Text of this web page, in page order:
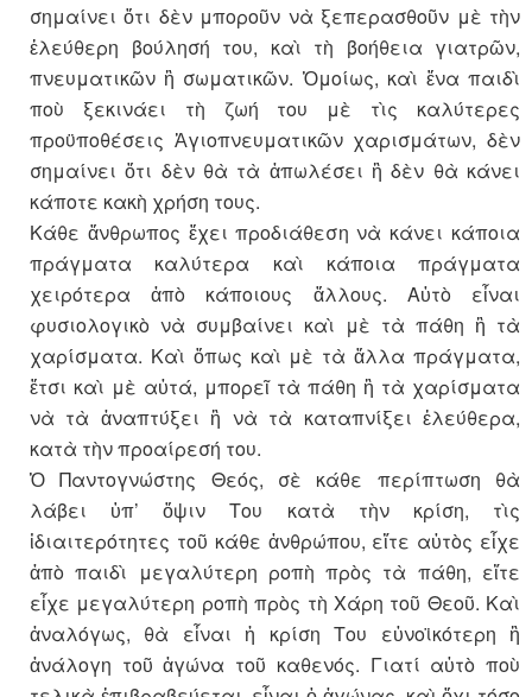
σημαίνει ὅτι δὲν μποροῦν νὰ ξεπερασθοῦν μὲ τὴν
ἐλεύθερη βούλησή του, καὶ τὴ βοήθεια γιατρῶν,
πνευματικῶν ἢ σωματικῶν. Ὁμοίως, καὶ ἕνα παιδὶ
ποὺ ξεκινάει τὴ ζωή του μὲ τὶς καλύτερες
προϋποθέσεις Ἁγιοπνευματικῶν χαρισμάτων, δὲν
σημαίνει ὅτι δὲν θὰ τὰ ἀπωλέσει ἢ δὲν θὰ κάνει
κάποτε κακὴ χρήση τους.
Κάθε ἄνθρωπος ἔχει προδιάθεση νὰ κάνει κάποια
πράγματα καλύτερα καὶ κάποια πράγματα
χειρότερα ἀπὸ κάποιους ἄλλους. Αὐτὸ εἶναι
φυσιολογικὸ νὰ συμβαίνει καὶ μὲ τὰ πάθη ἢ τὰ
χαρίσματα. Καὶ ὅπως καὶ μὲ τὰ ἄλλα πράγματα,
ἔτσι καὶ μὲ αὐτά, μπορεῖ τὰ πάθη ἢ τὰ χαρίσματα
νὰ τὰ ἀναπτύξει ἢ νὰ τὰ καταπνίξει ἐλεύθερα,
κατὰ τὴν προαίρεσή του.
Ὁ Παντογνώστης Θεός, σὲ κάθε περίπτωση θὰ
λάβει ὑπ’ ὄψιν Του κατὰ τὴν κρίση, τὶς
ἰδιαιτερότητες τοῦ κάθε ἀνθρώπου, εἴτε αὐτὸς εἶχε
ἀπὸ παιδὶ μεγαλύτερη ροπὴ πρὸς τὰ πάθη, εἴτε
εἶχε μεγαλύτερη ροπὴ πρὸς τὴ Χάρη τοῦ Θεοῦ. Καὶ
ἀναλόγως, θὰ εἶναι ἡ κρίση Του εὐνοϊκότερη ἢ
ἀνάλογη τοῦ ἀγώνα τοῦ καθενός. Γιατί αὐτὸ ποὺ